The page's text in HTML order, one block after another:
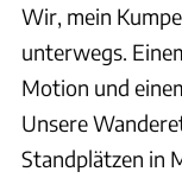
Wir, mein
unterwegs.
Motion und
Unsere
Standplätzen in